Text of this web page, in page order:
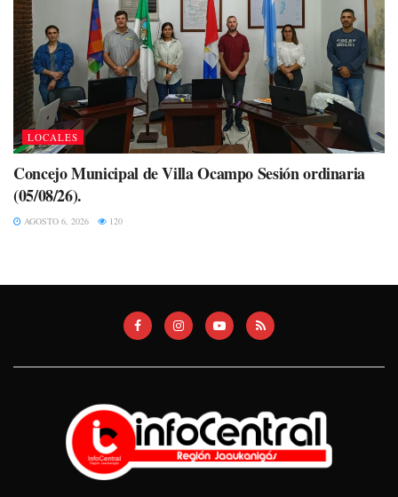
LOCALES
Concejo Municipal de Villa Ocampo Sesión ordinaria
(05/08/26).
AGOSTO 6, 2026 120